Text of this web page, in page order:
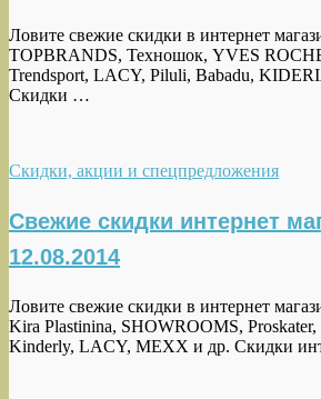
Ловите свежие скидки в интернет
TOPBRANDS, Техношок, YVES
Trendsport, LACY, Piluli, Babadu,
Скидки …
Скидки, акции и спецпредложения
Свежие скидки интернет
12.08.2014
Ловите свежие скидки в интернет
Kira Plastinina, SHOWROOMS, Proskater,
Kinderly, LACY, MEXX и др. Скидки